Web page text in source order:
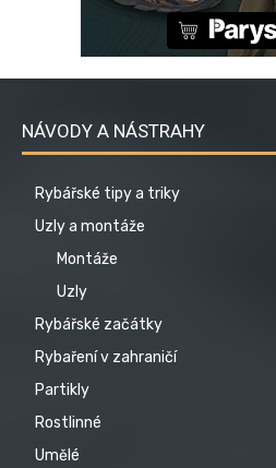
NÁVODY A NÁSTRAHY
Rybářské tipy a triky
Uzly a montáže
Montáže
Uzly
Rybářské začátky
Rybaření v zahraničí
Partikly
Rostlinné
Umělé